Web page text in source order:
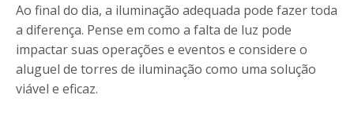
Ao final do dia, a iluminação adequada pode fazer toda
a diferença. Pense em como a falta de luz pode
impactar suas operações e eventos e considere o
aluguel de torres de iluminação como uma solução
viável e eficaz.